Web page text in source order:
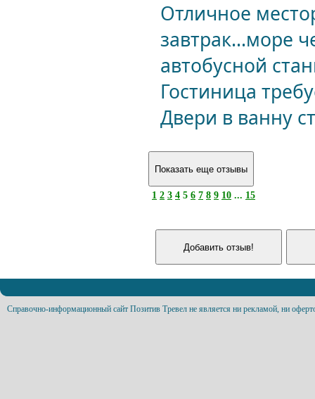
Отличное
завтрак...море
автобусной
Гостиница
Двери в ванну
1 2 3 4 5 6 7 8 9 10 ... 15
Справочно-информационный сайт Позитив Тревел не является ни рекламой, ни